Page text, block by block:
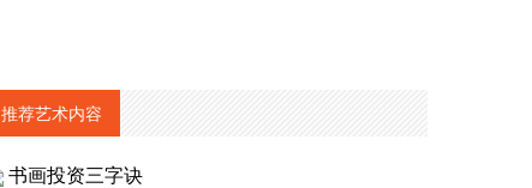
推荐艺术内容
书画投资三字诀